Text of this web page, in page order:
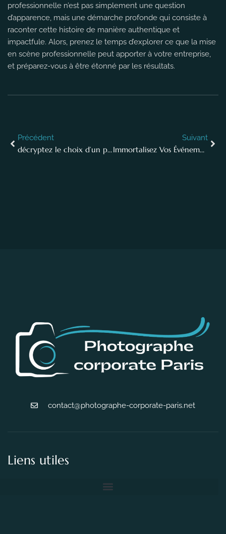
professionnelle n’est pas simplement une question
d’apparence, mais une démarche profonde qui consiste à
raconter cette histoire de manière authentique et
impactfule. Alors, prenez le temps d’explorer ce que la mise
en scène professionnelle peut apporter à votre entreprise,
et préparez-vous à être étonné par les résultats.
Précédent
décryptez le choix d’un photographe corporate pour booster votre entreprise
Suivant
Immortalisez Vos Événements d’Entreprise : L’Importance des Séances Photo Professionnelles
contact@photographe-corporate-paris.net
Liens utiles